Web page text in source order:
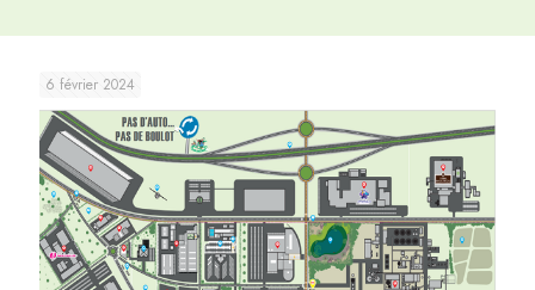
6 février 2024